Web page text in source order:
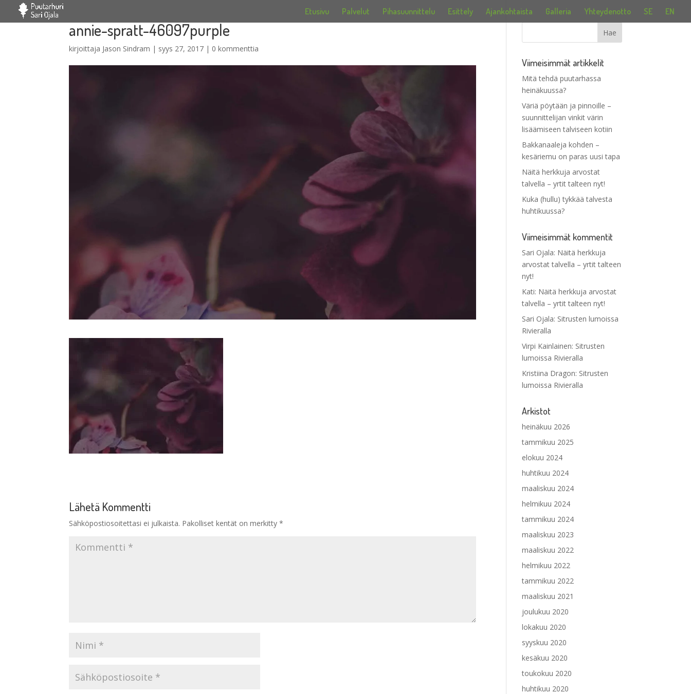
Etusivu Palvelut Pihasuunnittelu Esittely Ajankohtaista Galleria Yhteydenotto SE EN
annie-spratt-46097purple
kirjoittaja Jason Sindram | syys 27, 2017 | 0 kommenttia
Lähetä Kommentti
Sähköpostiosoitettasi ei julkaista. Pakolliset kentät on merkitty*
Viimeisimmät artikkelit
Mitä tehdä puutarhassa
heinäkuussa?
Väriä pöytään ja pinnoille –
suunnittelijan vinkit värin
lisäämiseen talviseen kotiin
Bakkanaaleja kohden –
kesäriemu on paras uusi tapa
Näitä herkkuja arvostat
talvella – yrtit talteen nyt!
Kuka (hullu) tykkää talvesta
huhtikuussa?
Viimeisimmät kommentit
Sari Ojala: Näitä herkkuja
arvostat talvella – yrtit talteen
nyt!
Kati: Näitä herkkuja arvostat
talvella – yrtit talteen nyt!
Sari Ojala: Sitrusten lumoissa
Rivieralla
Virpi Kainlainen: Sitrusten
lumoissa Rivieralla
Kristiina Dragon: Sitrusten
lumoissa Rivieralla
Arkistot
heinäkuu 2026
tammikuu 2025
elokuu 2024
huhtikuu 2024
maaliskuu 2024
helmikuu 2024
tammikuu 2024
maaliskuu 2023
maaliskuu 2022
helmikuu 2022
tammikuu 2022
maaliskuu 2021
joulukuu 2020
lokakuu 2020
syyskuu 2020
kesäkuu 2020
toukokuu 2020
huhtikuu 2020